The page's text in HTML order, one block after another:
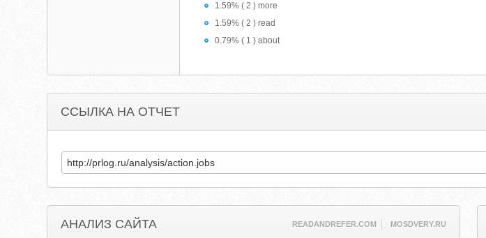
1.59% ( 2 ) more
1.59% ( 2 ) read
0.79% ( 1 ) about
ССЫЛКА НА ОТЧЕТ
АНАЛИЗ САЙТА READANDREFER.COM MOSDVERY.RU